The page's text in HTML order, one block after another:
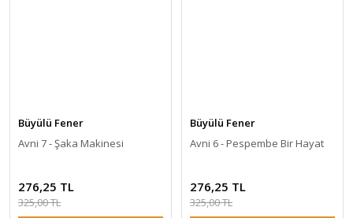
Büyülü Fener
Avni 7 - Şaka Makinesi
276,25 TL
325,00 TL
Büyülü Fener
Avni 6 - Pespembe Bir Hayat
276,25 TL
325,00 TL